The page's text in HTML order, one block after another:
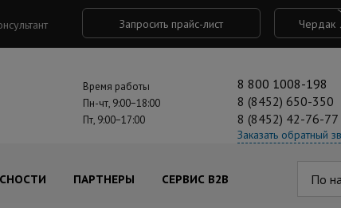
Запросить прайс-лист Чердак
Время работы
Пн-чт, 9:00−18:00
Пт, 9:00−17:00
8 800 1008-198
8 (8452) 650-350
8 (8452) 42-76-77
Заказать обратный
ПАРТНЕРЫ СЕРВИС B2B По